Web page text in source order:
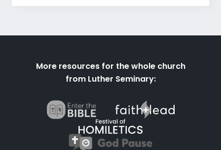
More resources for the whole church
from Luther Seminary: